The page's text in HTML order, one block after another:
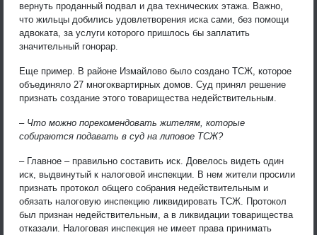
вернуть проданный подвал и два технических этажа. Важно,
что жильцы добились удовлетворения иска сами, без помощи
адвоката, за услуги которого пришлось бы заплатить
значительный гонорар.
Еще пример. В районе Измайлово было создано ТСЖ, которое
объединяло 27 многоквартирных домов. Суд принял решение
признать создание этого товарищества недействительным.
– Что можно порекомендовать жителям, которые
собираются подавать в суд на липовое ТСЖ?
– Главное – правильно составить иск. Довелось видеть один
иск, выдвинутый к налоговой инспекции. В нем жители просили
признать протокол общего собрания недействительным и
обязать налоговую инспекцию ликвидировать ТСЖ. Протокол
был признан недействительным, а в ликвидации товарищества
отказали. Налоговая инспекция не имеет права принимать